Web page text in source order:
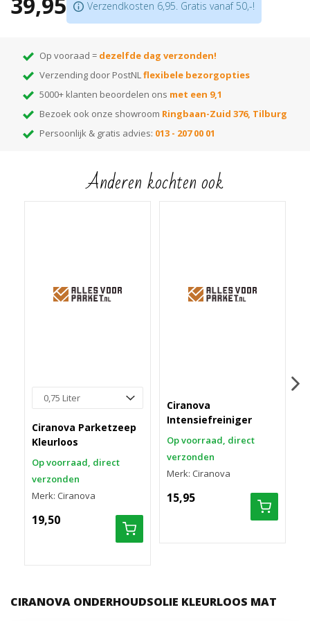
Herstelt de beschermlaag van de vloer
Indien nodig van te voren reinigen met
Ciranova Intensiefreiniger
Verzendkosten 6,95. Gratis vanaf 50,-!
Op vooraad = dezelfde dag verzonden!
Verzending door PostNLflexibele bezorgopties
5000+ klanten beoordelen ons met een 9,1
Bezoek ook onze showroom Ringbaan-Zuid 376, Tilburg
Persoonlijk & gratis advies: 013 - 207 00 01
Anderen kochten ook
Ciranova Parketzeep
Kleurloos
Op voorraad, direct
verzonden
Merk: Ciranova
19,50
Ciranova
Intensiefreiniger
Op voorraad, direct
verzonden
Merk: Ciranova
15,95
CIRANOVA ONDERHOUDSOLIE KLEURLOOS MAT